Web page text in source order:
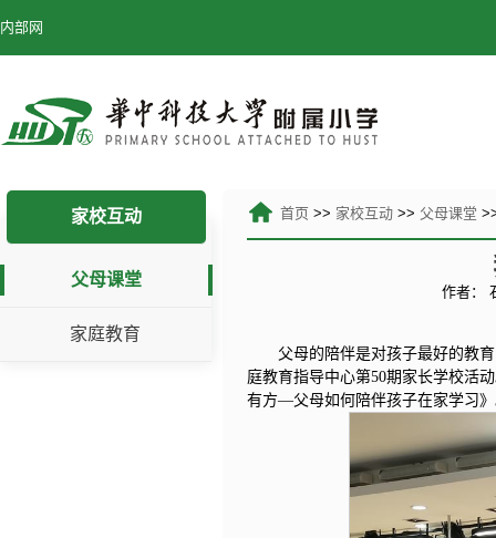
内部网
家校互动
父母课堂
家庭教育
首页 >> 家校互动>> 父母课堂
作者：
父母的陪伴是对孩子最好的教
庭教育指导中心第50期家长学校活
有方—父母如何陪伴孩子在家学习